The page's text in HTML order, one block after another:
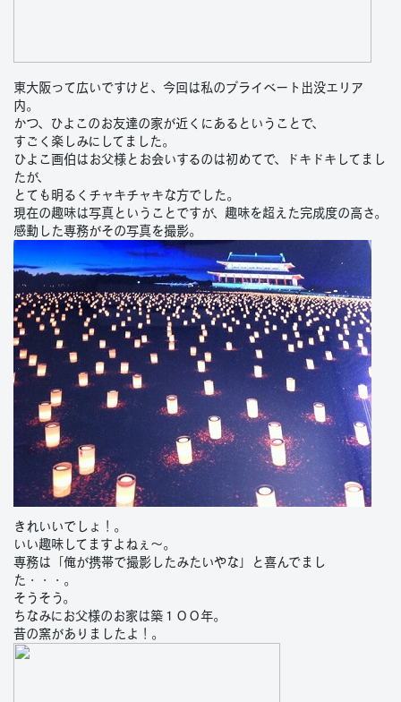
東大阪って広いですけど、今回は私のプライベート出没エリア
内。
かつ、ひよこのお友達の家が近くにあるということで、
すごく楽しみにしてました。
ひよこ画伯はお父様とお会いするのは初めてで、ドキドキしてまし
たが、
とても明るくチャキチャキな方でした。
現在の趣味は写真ということですが、趣味を超えた完成度の高さ。
感動した専務がその写真を撮影。
きれいいでしょ！。
いい趣味してますよねぇ～。
専務は「俺が携帯で撮影したみたいやな」と喜んでまし
た・・・。
そうそう。
ちなみにお父様のお家は築１００年。
昔の窯がありましたよ！。